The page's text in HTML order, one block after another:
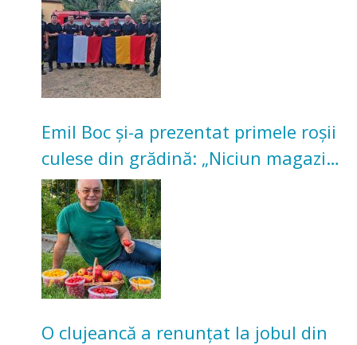
Emil Boc și-a prezentat primele roșii
culese din grădină: „Niciun magazin
nu poate oferi această satisfacție”
O clujeancă a renunțat la jobul din